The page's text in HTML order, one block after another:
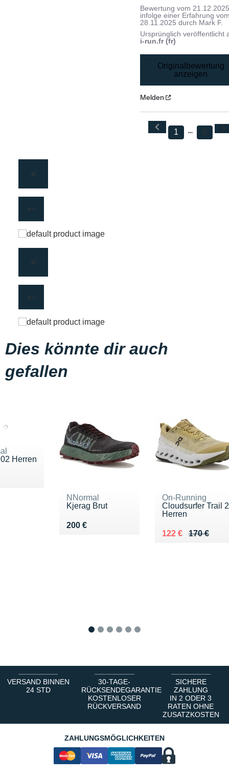
Bewertung vom
infolge einer Erfahrung
28.11.2025 durch Mark F.
Ursprünglich veröffentlicht
i-run.fr (fr)
Originalbewertung
anzeigen
Melden
1 8
Dies könnte dir auch
gefallen
Herren
NNormal
Kjerag Brut
200 €
Vendu 200 €
On-Running
Cloudsurfer Trail 2
Herren
170 €
Au lieu de 170 €
122 €
Vendu 122 €
VERSAND BINNEN
24 STD
30-TAGE-
RÜCKSENDEGARANTIE
KOSTENLOSER
RÜCKVERSAND
SICHERE
ZAHLUNG
IN 2 ODER 3
RATEN OHNE
ZUSATZKOSTEN
ZAHLUNGSMÖGLICHKEITEN